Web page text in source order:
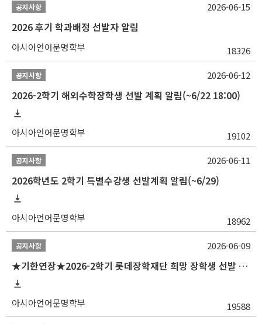
공지사항
2026 후기 학과배정 선발자 알림
아시아언어문명학부 18326
2026-06-15
공지사항
2026-2학기 해외수학장학생 선발 계획 알림(~6/22 18:00)
아시아언어문명학부 19102
2026-06-12
공지사항
2026학년도 2학기 특별수강생 선발계획 알림(~6/29)
아시아언어문명학부 18962
2026-06-11
공지사항
★기한연장★2026-2학기 롯데장학재단 희망 장학생 선발 안내(~6/15
아시아언어문명학부 19588
2026-06-09